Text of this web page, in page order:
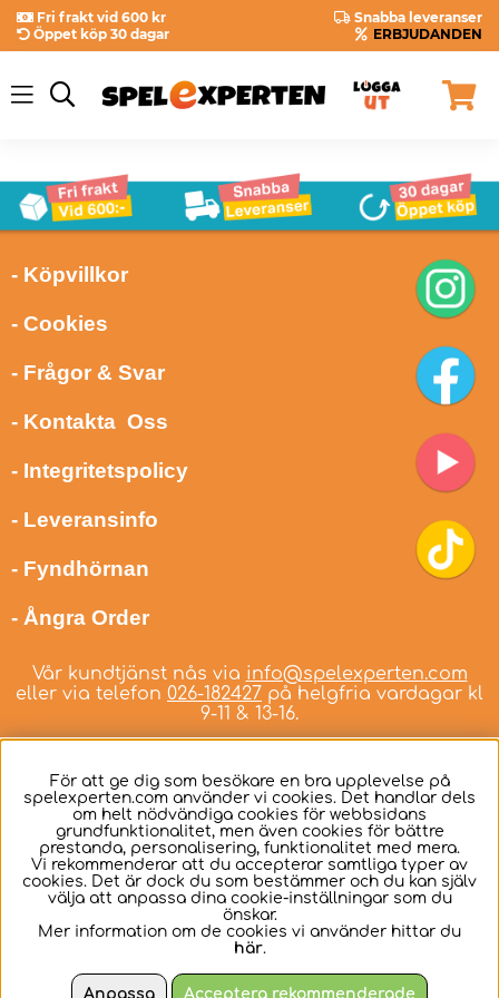
Fri frakt vid 600 kr
Snabba leveranser
Öppet köp 30 dagar
ERBJUDANDEN
- Köpvillkor
- Cookies
- Frågor & Svar
- Kontakta Oss
- Integritetspolicy
- Leveransinfo
- Fyndhörnan
- Ångra Order
Vår kundtjänst nås via info@spelexperten.com
eller via telefon 026-182427 på helgfria vardagar kl
9-11 & 13-16.
Svenska
För att ge dig som besökare en bra upplevelse på
spelexperten.com använder vi cookies. Det handlar dels
om helt nödvändiga cookies för webbsidans
grundfunktionalitet, men även cookies för bättre
prestanda, personalisering, funktionalitet med mera.
Vi rekommenderar att du accepterar samtliga typer av
cookies. Det är dock du som bestämmer och du kan själv
välja att anpassa dina cookie-inställningar som du
önskar.
Mer information om de cookies vi använder hittar du
här.
Anpassa Acceptera rekommenderade